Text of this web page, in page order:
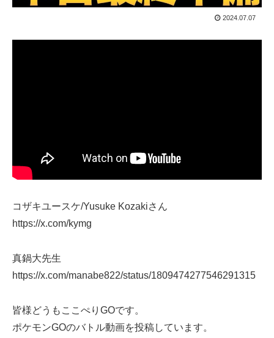
2024.07.07
コザキユースケ/Yusuke Kozakiさん
https://x.com/kymg
真鍋大先生
https://x.com/manabe822/status/1809474277546291315
皆様どうもここぺりGOです。
ポケモンGOのバトル動画を投稿しています。